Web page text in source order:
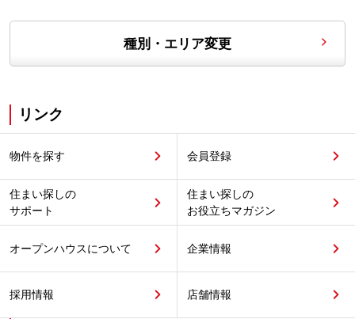
種別・エリア変更
リンク
物件を探す 会員登録
住まい探しの
サポート
住まい探しの
お役立ちマガジン
オープンハウスについて 企業情報
採用情報 店舗情報